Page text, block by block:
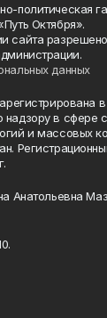
политическая
Октября».
сайта
данных
в сфере
и массовых
Анатольевна